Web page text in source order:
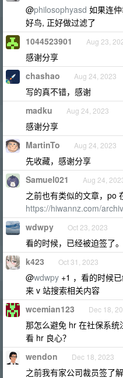
@philosophyasd 如果连
好鸟, 正好做过滤了
1044523901 Aug 23,
感谢分享
chashao Aug 24, 2023
写的真不错，感谢
madku Aug 24, 2023
感谢分享
MartinTo Aug 24, 2023
先收藏，感谢分享
Samuel021 Aug 24,
之前也有类似的文章，po
https://hiwannz.com/
wdwpy Oct 23, 2023
看的时候，已经被迫签了
k423 Oct 31, 2023
@wdwpy +1 ，看的时候
来 v 站搜索相关内容
wcemian123 Dec 18,
那怎么避免 hr 在社保系
看 hr 良心？
wendon Dec 18, 2023
之前我有家公司裁员签了